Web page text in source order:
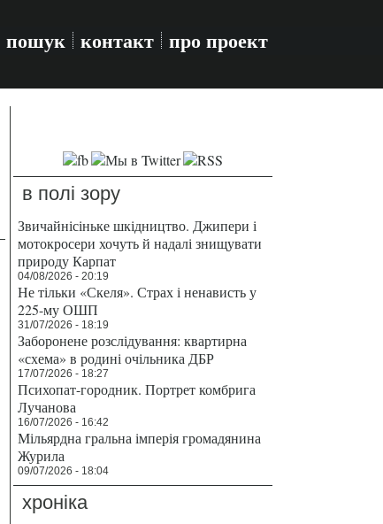
пошук контакт про проект
в полі зору
Звичайнісіньке шкідництво. Джипери і
мотокросери хочуть й надалі знищувати
природу Карпат
04/08/2026 - 20:19
Не тільки «Скеля». Страх і ненависть у
225-му ОШП
31/07/2026 - 18:19
Заборонене розслідування: квартирна
«схема» в родині очільника ДБР
17/07/2026 - 18:27
Психопат-городник. Портрет комбрига
Лучанова
16/07/2026 - 16:42
Мільярдна гральна імперія громадянина
Журила
09/07/2026 - 18:04
хроніка